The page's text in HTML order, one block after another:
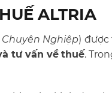
ALTRIA
Nghiệp) được
tư vấn về thuế.